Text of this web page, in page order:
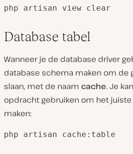
php artisan view clear
Database tabel
Wanneer je de database driver
database schema maken om de
slaan, met de naam cache. Je
opdracht gebruiken om het
maken:
php artisan cache:table